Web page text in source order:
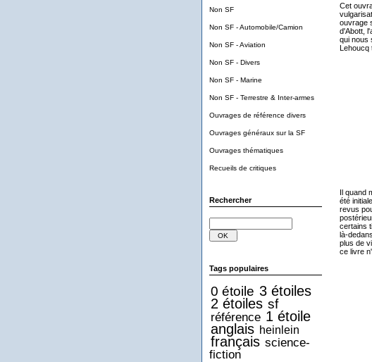
Non SF
Non SF - Automobile/Camion
Non SF - Aviation
Non SF - Divers
Non SF - Marine
Non SF - Terrestre & Inter-armes
Ouvrages de référence divers
Ouvrages généraux sur la SF
Ouvrages thématiques
Recueils de critiques
Rechercher
Tags populaires
0 étoile 3 étoiles
2 étoiles sf
référence 1 étoile
anglais heinlein
français science-
fiction
Cet
ouvrage
d'Abott,
qui nous
Lehoucq
Il
été
revus
certains
là-
plus de
ce livre